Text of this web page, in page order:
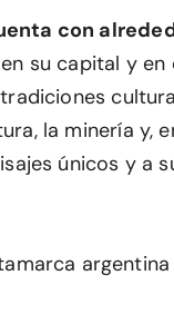
con
su capital y en
la minería y,
únicos y a